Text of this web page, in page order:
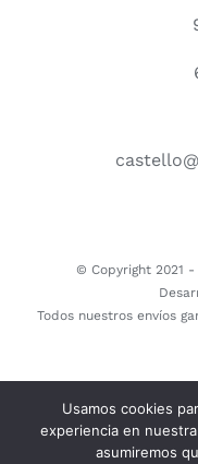
© Copyright 2021 -
Todos nuestros envíos
Usamos cookies
experiencia en
asumiremos